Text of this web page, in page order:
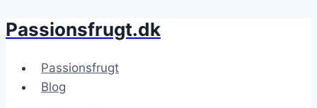
Fortsæt
indhold
Passionsfrugt.dk
Passionsfrugt
Blog